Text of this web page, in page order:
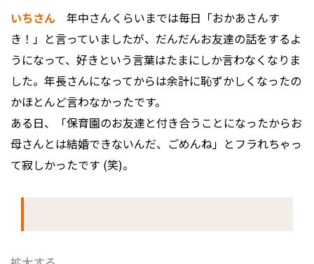
いちさん 年中さんくらいまでは毎日「おかあさんす
き！」と言っていましたが、だんだんお友達の話をするよ
うになって、好きという言葉はたまにしか言わなくなりま
した。年長さんになってからは余計に恥ずかしくなったの
かほとんど言わなかったです。
ある日、「保育園のお友達と付き合うことになったからお
母さんとは結婚できないんだ、ごめんね」とフラれちゃっ
て寂しかったです (笑)。